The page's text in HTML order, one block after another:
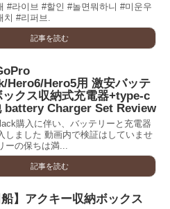
#라이브 #할인 #놀면뭐하니 #미운우
#리퍼브.
記事を読む
Hero6/Hero5用 激安バッテ
ックス収納式充電器+type-c
battery Charger Set Review
購入に伴い、バッテリーと充電器
しました 動画内で検証はしていませ
ーの保ちは満...
記事を読む
船】アクキー収納ボックス